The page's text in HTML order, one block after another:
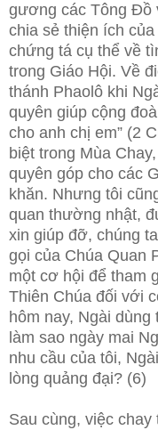
gương các Tông Đồ
chia sẻ thiện ích
chứng tá cụ thể về
trong Giáo Hội. Về
thánh Phaolô khi
quyên giúp cộng
cho anh chị em” (2
biệt trong Mùa
quyên góp cho các
khăn. Nhưng tôi
quan thường nhật,
xin giúp đỡ, chúng
gọi của Chúa Quan
một cơ hội để tham
Thiên Chúa đối với
hôm nay, Ngài
làm sao ngày mai
nhu cầu của tôi,
lòng quảng đại? (6)
Sau cùng, việc